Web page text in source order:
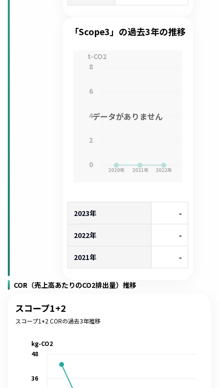
「Scope3」の過去3年の推移
2020年 2021年 2022年
0
2
4
6
8
t-CO2
データがありません
2023年 -
2022年 -
2021年 -
COR（売上高あたりのCO2排出量）推移
スコープ1+2
スコープ1+2 CORの過去3年推移
36
48
kg-CO2